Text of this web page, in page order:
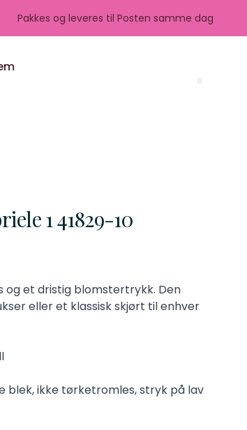
Pakkes og leveres til Posten samme dag
1 41829-10
og et dristig blomstertrykk. Den
eller et klassisk skjørt til enhver
blek, ikke tørketromles, stryk på lav